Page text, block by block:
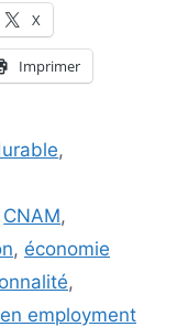
X
Imprimer
,
CNAM,
, économie
,
employment